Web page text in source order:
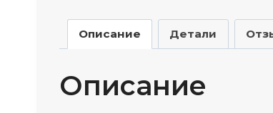
Описание Детали
Описание